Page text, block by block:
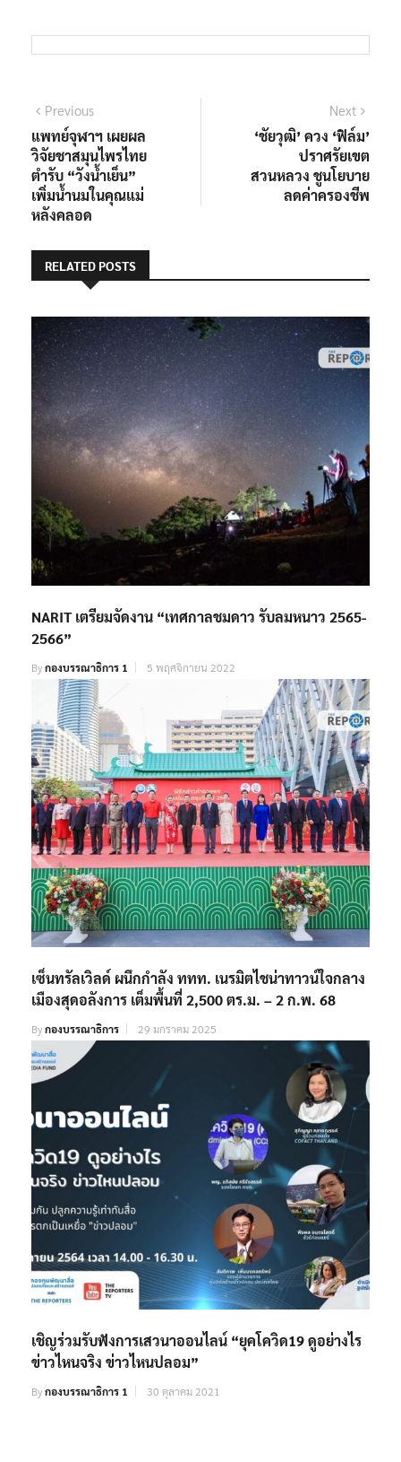
แนะแนว
เรื่อง
PreviousPrevious
post:
แพทย์จุฬาฯ เผยผล
วิจัยชาสมุนไพรไทย
ตำรับ “วังน้ำเย็น”
เพิ่มน้ำนมในคุณแม่
หลังคลอด
Next
‘ชัยวุฒิ’ ควง ‘ฟิล์ม’
ปราศรัยเขต
สวนหลวง ชูนโยบาย
ลดค่าครองชีพ
RELATED POSTS
NARIT เตรียมจัดงาน “เทศกาลชมดาว รับลมหนาว 2565-
2566”
Byกองบรรณาธิการ 1 5 พฤศจิกายน 2022
เซ็นทรัลเวิลด์ ผนึกกำลัง ททท. เนรมิตไชน่าทาวน์ใจกลาง
เมืองสุดอลังการ เต็มพื้นที่ 2,500 ตร.ม. – 2 ก.พ. 68
Byกองบรรณาธิการ 29 มกราคม 2025
เชิญร่วมรับฟังการเสวนาออนไลน์ “ยุคโควิด19 ดูอย่างไร
ข่าวไหนจริง ข่าวไหนปลอม”
Byกองบรรณาธิการ 1 30 ตุลาคม 2021